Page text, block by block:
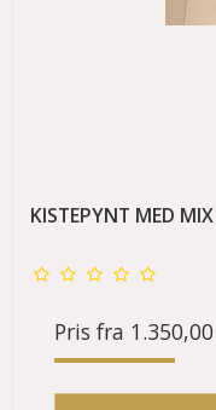
KISTEPYNT MED
Pris fra